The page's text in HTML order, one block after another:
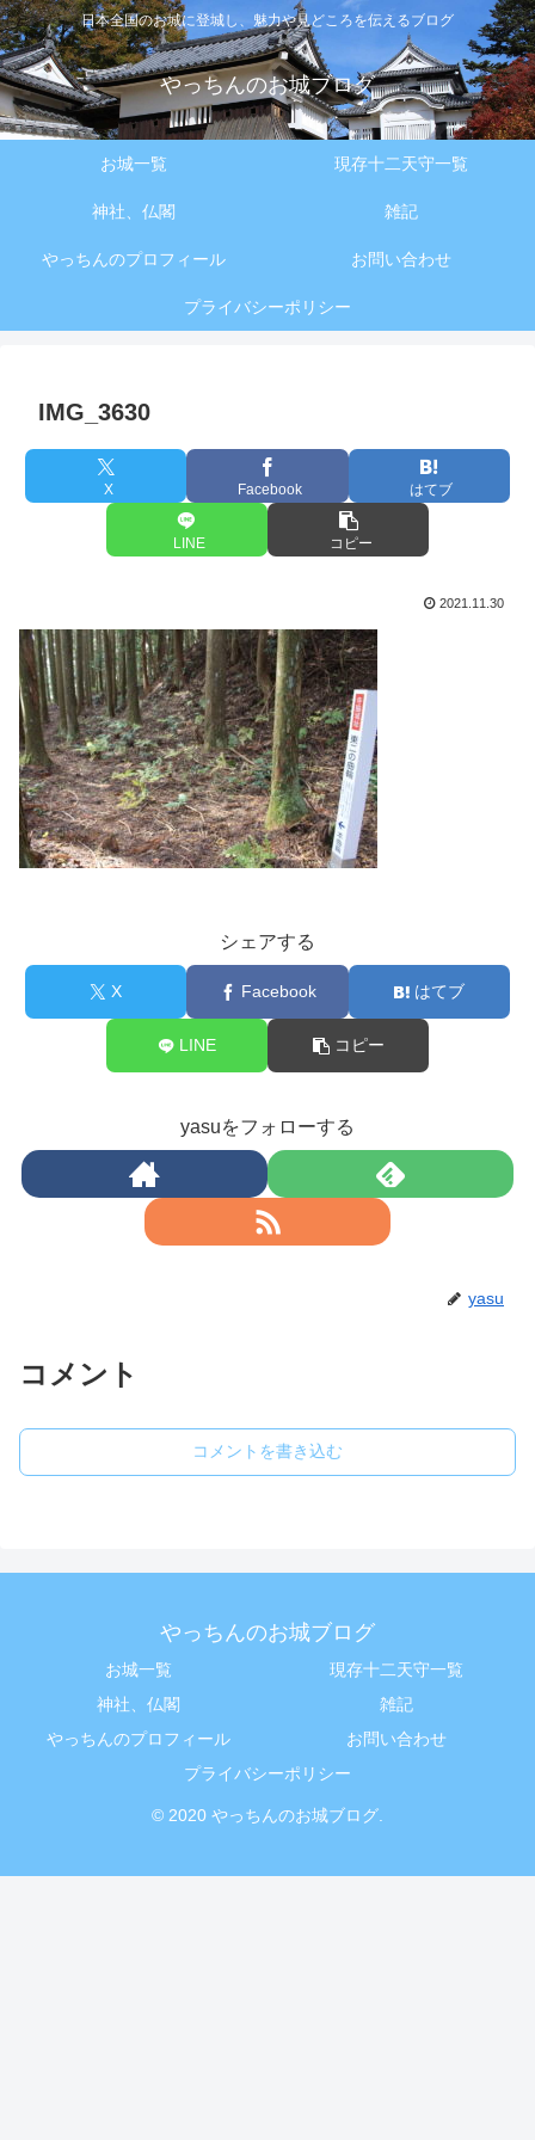
日本全国のお城に登城し、魅力や見どころを伝えるブログ
やっちんのお城ブログ
お城一覧 現存十二天守一覧
神社、仏閣 雑記
やっちんのプロフィール お問い合わせ
プライバシーポリシー
IMG_3630
X Facebook はてブ
LINE コピー
2021.11.30
シェアする
X Facebook はてブ
LINE コピー
yasuをフォローする
yasu
コメント
コメントを書き込む
やっちんのお城ブログ
お城一覧
現存十二天守一覧
神社、仏閣
雑記
やっちんのプロフィール
お問い合わせ
プライバシーポリシー
© 2020 やっちんのお城ブログ.